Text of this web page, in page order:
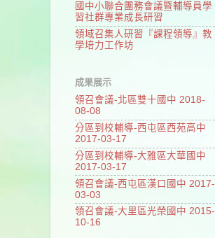
國中小聯合團務會議暨輔導員學
習社群專業成長研習
領域召集人研習『課程領導』教
學培力工作坊
成果展示
領召會議-北區雙十國中 2018-
08-08
分區到校輔導-西屯區西苑高中
2017-03-17
分區到校輔導-大雅區大華國中
2017-03-17
領召會議-西屯區漢口國中 2017-
03-03
領召會議-大里區光榮國中 2015-
10-16